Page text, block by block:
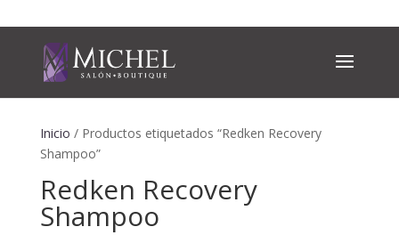
Inicio / Productos etiquetados “Redken Recovery
Shampoo”
Redken Recovery
Shampoo